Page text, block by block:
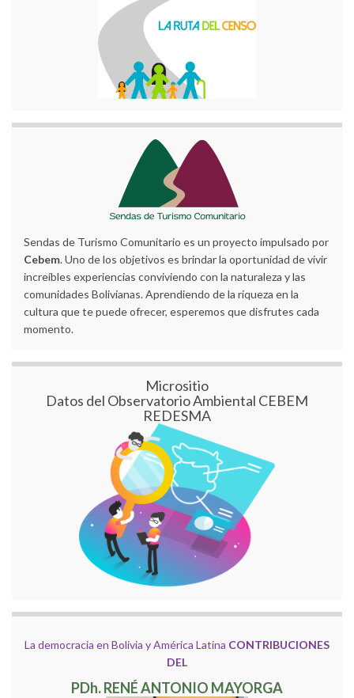
Sendas de Turismo Comunitario es un proyecto impulsado por
Cebem. Uno de los objetivos es brindar la oportunidad de vivir
increíbles experiencias conviviendo con la naturaleza y las
comunidades Bolivianas. Aprendiendo de la riqueza en la
cultura que te puede ofrecer, esperemos que disfrutes cada
momento.
Micrositio
Datos del Observatorio Ambiental CEBEM
REDESMA
La democracia en Bolivia y América Latina CONTRIBUCIONES
DEL
PDh. RENÉ ANTONIO MAYORGA